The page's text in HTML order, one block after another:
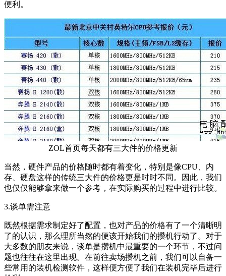
便利。
ZOL首页每天都有三大件的价格更新
当然，硬件产品的价格随时都有着变化，特别是像CPU、内
存、硬盘这样的传统三大件的价格更是时时不同。因此，我们
也仅仅能够拿来做一个参考，在实际购买的过程中进行比较。
3.谈单需注意
既然根据需求制定好了配置，也对产品的价格有了一个清晰明
了的认识，那么理所当然的便该开始我们的攒机行动了。对于
大多数的朋友来说，谈单是攒机中最重要的一个环节，不过问
题也往往在这里出现。在前往卖场攒机之前，我们可以自备一
些常用的装机检测软件，这样便方便了我们在装机完毕后进行